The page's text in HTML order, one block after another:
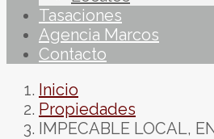
Tasaciones
Agencia Marcos
Contacto
Inicio
Propiedades
IMPECABLE LOCAL,